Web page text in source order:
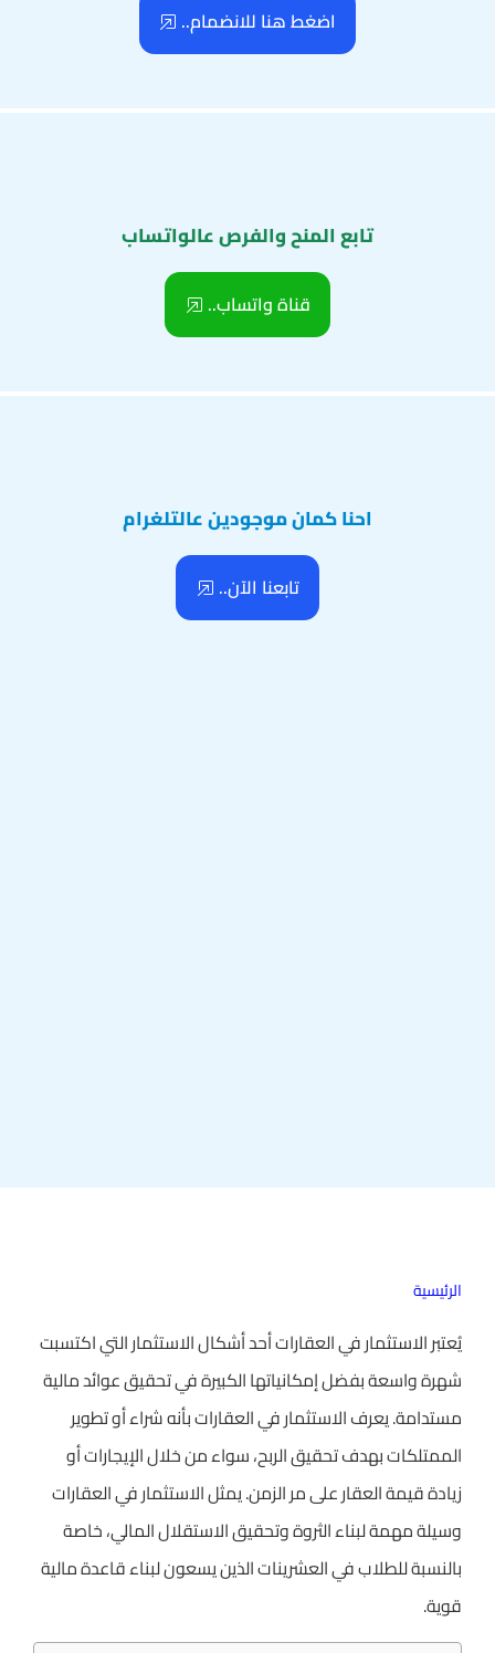
اضغط هنا للانضمام..
تابع المنح والفرص عالواتساب
قناة واتساب..
احنا كمان موجودين عالتلغرام
تابعنا الآن..
الرئيسية
يُعتبر الاستثمار في العقارات أحد أشكال الاستثمار التي اكتسبت
شهرة واسعة بفضل إمكانياتها الكبيرة في تحقيق عوائد مالية
مستدامة. يعرف الاستثمار في العقارات بأنه شراء أو تطوير
الممتلكات بهدف تحقيق الربح، سواء من خلال الإيجارات أو
زيادة قيمة العقار على مر الزمن. يمثل الاستثمار في العقارات
وسيلة مهمة لبناء الثروة وتحقيق الاستقلال المالي، خاصة
بالنسبة للطلاب في العشرينات الذين يسعون لبناء قاعدة مالية
قوية.